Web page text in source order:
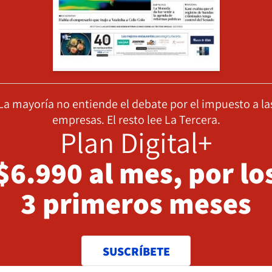
mayoría no entiende el debate por el impuesto a
empresas. El resto lee La Tercera.
Plan Digital+
al mes, por
3 primeros meses
SUSCRÍBETE